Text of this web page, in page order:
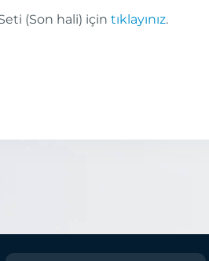
(Son hali) için tıklayınız.